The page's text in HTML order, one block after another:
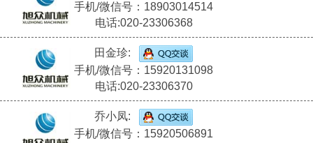
手机/微信号：18903014514
电话:020-23306368
田金珍:
手机/微信号：15920131098
电话:020-23306370
乔小凤:
手机/微信号：15920506891